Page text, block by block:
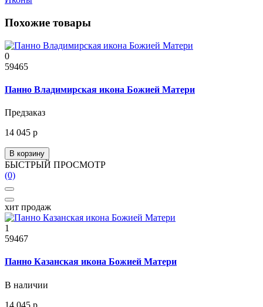
Похожие товары
0
59465
Панно Владимирская икона Божией Матери
Предзаказ
14 045 р
В корзину
БЫСТРЫЙ ПРОСМОТР
(0)
хит продаж
1
59467
Панно Казанская икона Божией Матери
В наличии
14 045 р